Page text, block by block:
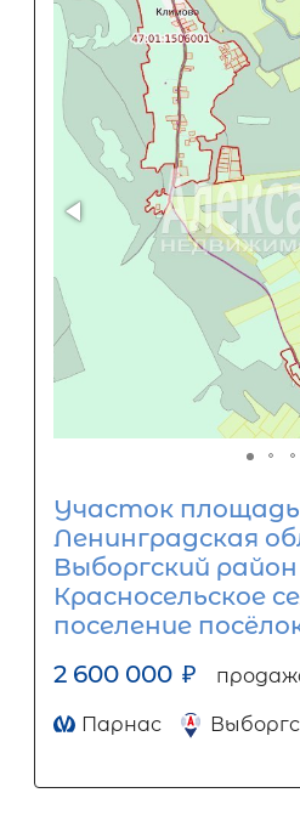
Участок
Ленинградская
Выборгский район
Красносельское
поселение
2 600 000 ₽
Парнас